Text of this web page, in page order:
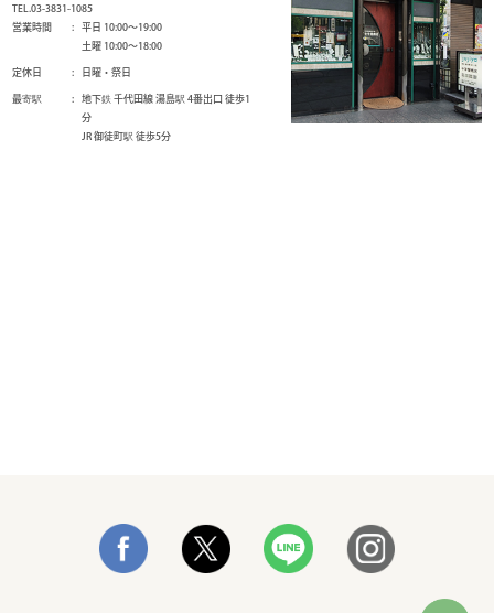
TEL.03-3831-1085
営業時間
平日 10:00～19:00
土曜 10:00～18:00
定休日
日曜・祭日
最寄駅
地下鉄 千代田線 湯島駅 4番出口 徒歩1
分
JR 御徒町駅 徒歩5分